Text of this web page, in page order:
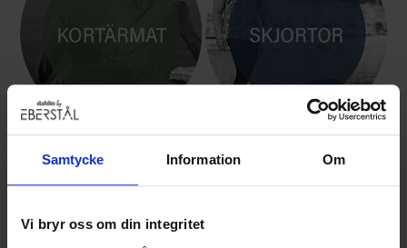
Samtycke Information Om
Vi bryr oss om din integritet
KORTÄRM MANLIG SKJORTA / SKJORTOR